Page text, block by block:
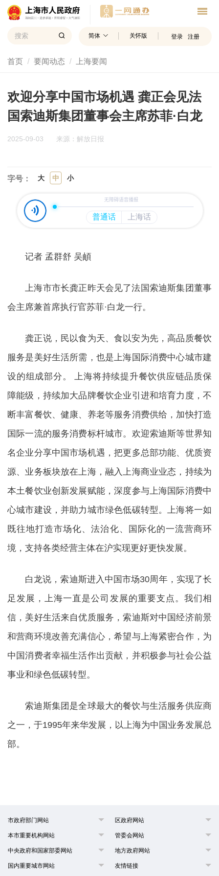
简体 关怀版 登录 注册
首页 要闻动态 上海要闻
欢迎分享中国市场机遇 龚正会见法
国索迪斯集团董事会主席苏菲·白龙
2025-09-03 来源：解放日报
字号： 大 中 小
记者 孟群舒 吴頔
上海市市长龚正昨天会见了法国索迪斯集团董事
会主席兼首席执行官苏菲·白龙一行。
龚正说，民以食为天、食以安为先，高品质餐饮
服务是美好生活所需，也是上海国际消费中心城市建
设的组成部分。 上海将持续提升餐饮供应链品质保
障能级，持续加大品牌餐饮企业引进和培育力度，不
断丰富餐饮、健康、养老等服务消费供给，加快打造
国际一流的服务消费标杆城市。欢迎索迪斯等世界知
名企业分享中国市场机遇，把更多总部功能、优质资
源、业务板块放在上海，融入上海商业业态，持续为
本土餐饮业创新发展赋能，深度参与上海国际消费中
心城市建设，并助力城市绿色低碳转型。上海将一如
既往地打造市场化、法治化、国际化的一流营商环
境，支持各类经营主体在沪实现更好更快发展。
白龙说，索迪斯进入中国市场30周年，实现了长
足发展，上海一直是公司发展的重要支点。我们相
信，美好生活来自优质服务，索迪斯对中国经济前景
和营商环境改善充满信心，希望与上海紧密合作，为
中国消费者幸福生活作出贡献，并积极参与社会公益
事业和绿色低碳转型。
索迪斯集团是全球最大的餐饮与生活服务供应商
之一，于1995年来华发展，以上海为中国业务发展总
部。
市政府部门网站 区政府网站
本市重要机构网站 管委会网站
中央政府和国家部委网站 地方政府网站
国内重要城市网站 友情链接